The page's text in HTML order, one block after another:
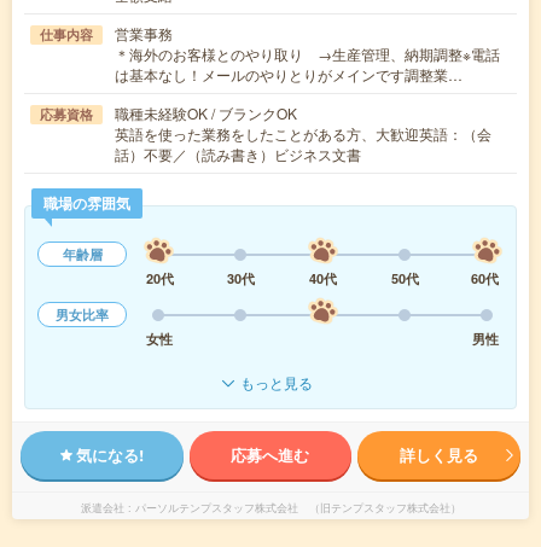
仕事内容
営業事務
＊海外のお客様とのやり取り →生産管理、納期調整※電話
は基本なし！メールのやりとりがメインです調整業…
応募資格
職種未経験OK / ブランクOK
英語を使った業務をしたことがある方、大歓迎英語：（会
話）不要／（読み書き）ビジネス文書
職場の雰囲気
年齢層
20代
30代 40代 50代
60代
男女比率
女性
男性
もっと見る
気になる! 応募へ進む 詳しく見る
派遣会社 パーソルテンプスタッフ株式会社 （旧テンプスタッフ株式会社）